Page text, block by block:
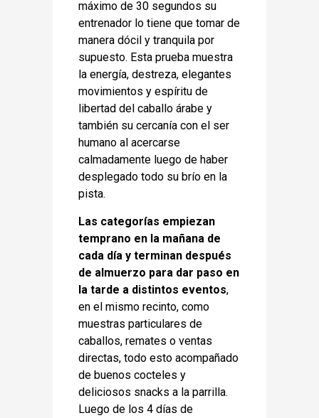
máximo de 30 segundos su
entrenador lo tiene que tomar de
manera dócil y tranquila por
supuesto. Esta prueba muestra
la energía, destreza, elegantes
movimientos y espíritu de
libertad del caballo árabe y
también su cercanía con el ser
humano al acercarse
calmadamente luego de haber
desplegado todo su brío en la
pista.
Las categorías empiezan
temprano en la mañana de
cada día y terminan después
de almuerzo para dar paso en
la tarde a distintos eventos,
en el mismo recinto, como
muestras particulares de
caballos, remates o ventas
directas, todo esto acompañado
de buenos cocteles y
deliciosos snacks a la parrilla.
Luego de los 4 días de